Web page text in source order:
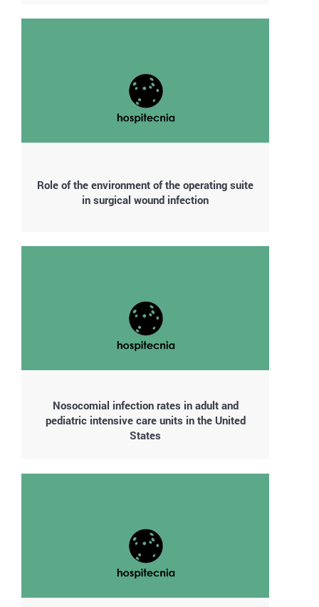
Role of the environment of the operating suite
in surgical wound infection
Nosocomial infection rates in adult and
pediatric intensive care units in the United
States